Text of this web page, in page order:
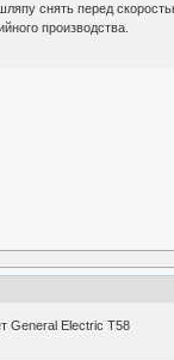
снять перед
производства.
General Electric T58